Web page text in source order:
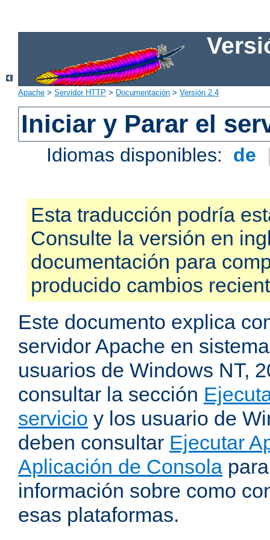
Apache > Servidor HTTP > Documentación > Versión 2.4
Iniciar y Parar el
Idiomas disponibles: de
Esta traducción podría
Consulte la versión en
documentación para
producido cambios
Este documento explica
servidor Apache en
usuarios de Windows NT,
consultar la sección
servicio y los usuario de
deben consultar Ejecutar
Aplicación de Consola
información sobre como
esas plataformas.